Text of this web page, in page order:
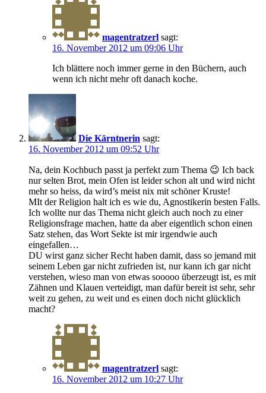
magentratzerl sagt:
16. November 2012 um 09:06 Uhr
Ich blättere noch immer gerne in den Büchern, auch
wenn ich nicht mehr oft danach koche.
Die Kärntnerin sagt:
16. November 2012 um 09:52 Uhr
Na, dein Kochbuch passt ja perfekt zum Thema 😉 Ich back
nur selten Brot, mein Ofen ist leider schon alt und wird nicht
mehr so heiss, da wird’s meist nix mit schöner Kruste!
MIt der Religion halt ich es wie du, Agnostikerin besten Falls.
Ich wollte nur das Thema nicht gleich auch noch zu einer
Religionsfrage machen, hatte da aber eigentlich schon einen
Satz stehen, das Wort Sekte ist mir irgendwie auch
eingefallen…
DU wirst ganz sicher Recht haben damit, dass so jemand mit
seinem Leben gar nicht zufrieden ist, nur kann ich gar nicht
verstehen, wieso man von etwas sooooo überzeugt ist, es mit
Zähnen und Klauen verteidigt, man dafür bereit ist sehr, sehr
weit zu gehen, zu weit und es einen doch nicht glücklich
macht?
magentratzerl sagt:
16. November 2012 um 10:27 Uhr